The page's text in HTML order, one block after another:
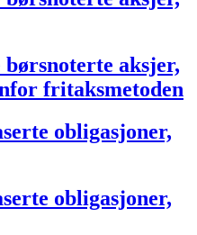
aksjer,
fritaksmetoden
obligasjoner,
obligasjoner,